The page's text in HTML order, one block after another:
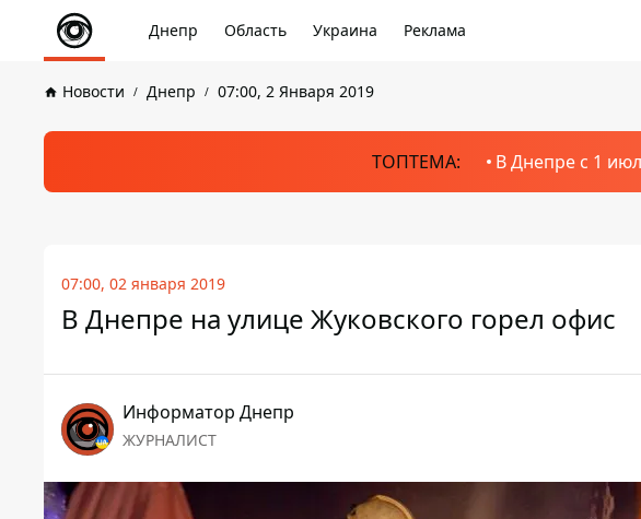
Днепр Область Украина Реклама
Новости Днепр 07:00, 2 Января 2019
ТОПТЕМА: В Днепре с 1
07:00, 02 января 2019
В Днепре на улице Жуковского горел офис
Информатор Днепр
ЖУРНАЛИСТ